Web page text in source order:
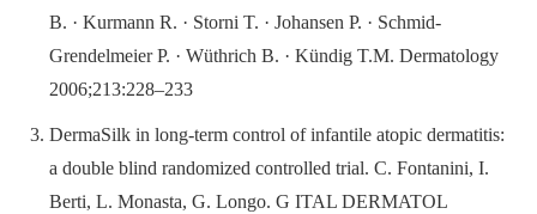
B. · Kurmann R. · Storni T. · Johansen P. · Schmid-
Grendelmeier P. · Wüthrich B. · Kündig T.M. Dermatology
2006;213:228–233
DermaSilk in long-term control of infantile atopic dermatitis:
a double blind randomized controlled trial. C. Fontanini, I.
Berti, L. Monasta, G. Longo. G ITAL DERMATOL